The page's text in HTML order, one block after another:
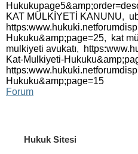
KAT MÜLKİYETİ KANUNU,
Hukuku&amp;page=25, kat
mulkiyeti avukatı,
Kat-Mulkiyeti-
Hukuku&amp;page=15
Forum
Hukuk Sitesi